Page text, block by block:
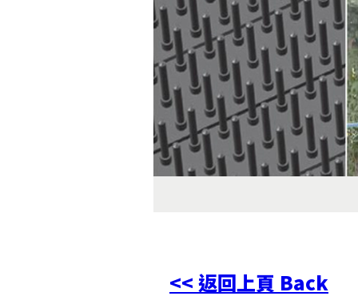
<< 返回上頁 Back